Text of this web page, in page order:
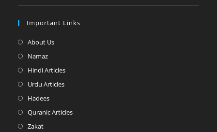
Important Links
About UsOpens
a
tab
NamazOpens
in
tab
Hindi ArticlesOpens
tab
Urdu ArticlesOpens
a
HadeesOpens
in
Quranic ArticlesOpens
ZakatOpens